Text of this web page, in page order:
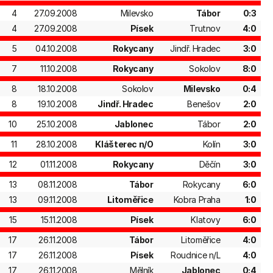
4 27.09.2008 Milevsko Tábor
0:3
4
27.09.2008 Písek Trutnov
4:0
5
04.10.2008 Rokycany Jindř. Hradec
3:0
7
11.10.2008 Rokycany Sokolov
8:0
8
18.10.2008 Sokolov Milevsko
0:4
8
19.10.2008 Jindř. Hradec Benešov
2:0
10
25.10.2008 Jablonec Tábor
2:0
11
28.10.2008 Klášterec n/O Kolín
3:0
12
01.11.2008 Rokycany Děčín
3:0
13
08.11.2008 Tábor Rokycany
6:0
13
09.11.2008 Litoměřice Kobra Praha
1:0
15
15.11.2008 Písek Klatovy
6:0
17
26.11.2008 Tábor Litoměřice
4:0
17
26.11.2008 Písek Roudnice n/L
4:0
17
26.11.2008 Mělník Jablonec 0:4